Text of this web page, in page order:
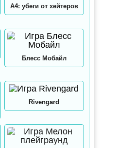
А4: убеги от хейтеров
Блесс Мобайл
Rivengard